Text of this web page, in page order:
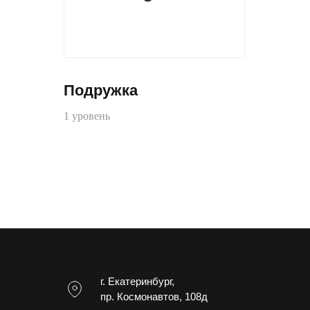
Подружка
1 уровень
г. Екатеринбург,
пр. Космонавтов, 108д